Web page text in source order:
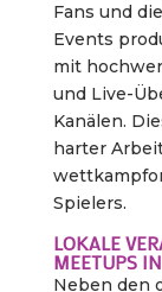
Fans und
Events
mit
und Live-
Kanälen.
harter
Spielers.
LOKALE
MEETUPS
Neben den